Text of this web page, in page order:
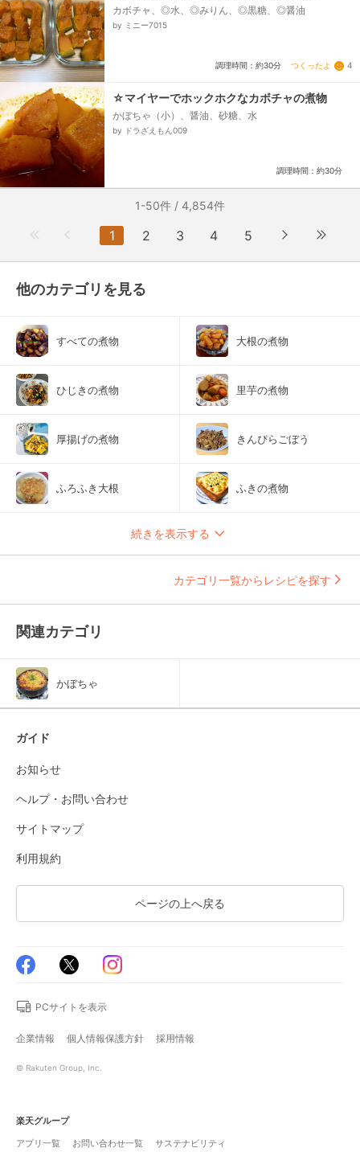
カボチャ、◎水、◎みりん、◎黒糖、◎醤油
by ミニー7015
調理時間：約30分 つくったよ 4
☆マイヤーでホックホクなカボチャの煮物
かぼちゃ（小）、醤油、砂糖、水
by ドラざえもん009
調理時間：約30分
1-50件 / 4,854件
1 2 3 4 5
他のカテゴリを見る
すべての煮物 大根の煮物
ひじきの煮物 里芋の煮物
厚揚げの煮物 きんぴらごぼう
ふろふき大根 ふきの煮物
続きを表示する
カテゴリ一覧からレシピを探す
関連カテゴリ
かぼちゃ
ガイド
お知らせ
ヘルプ・お問い合わせ
サイトマップ
利用規約
ページの上へ戻る
PCサイトを表示
企業情報 個人情報保護方針 採用情報
© Rakuten Group, Inc.
楽天グループ
アプリ一覧
お問い合わせ一覧 サステナビリティ